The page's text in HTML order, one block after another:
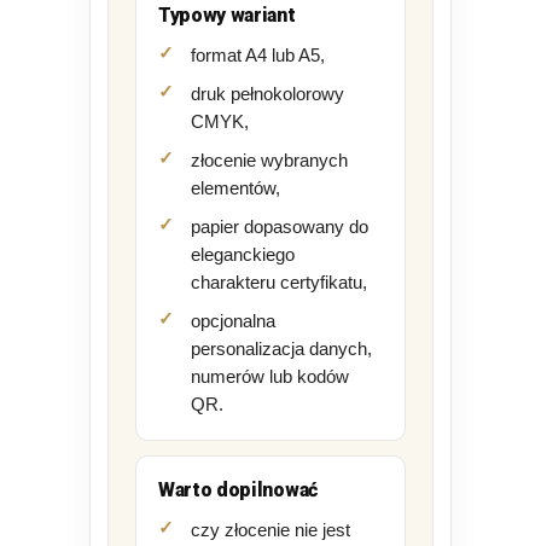
Typowy wariant
format A4 lub A5,
druk pełnokolorowy
CMYK,
złocenie wybranych
elementów,
papier dopasowany do
eleganckiego
charakteru certyfikatu,
opcjonalna
personalizacja danych,
numerów lub kodów
QR.
Warto dopilnować
czy złocenie nie jest